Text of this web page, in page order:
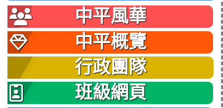
中平風華
中平概覽
行政團隊
班級網頁